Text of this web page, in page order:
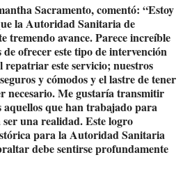
Sacramento, comentó: “Estoy
la Autoridad Sanitaria de
tremendo avance. Parece increíble
de ofrecer este tipo de intervención
este servicio; nuestros
y cómodos y el lastre de tener
necesario. Me gustaría transmitir
que han trabajado para
una realidad. Este logro
para la Autoridad Sanitaria
debe sentirse profundamente